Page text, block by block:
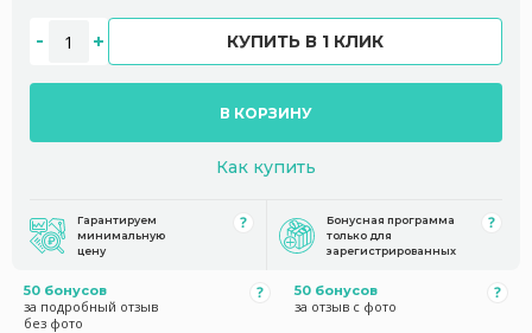
КУПИТЬ В 1 КЛИК
В КОРЗИНУ
Как купить
Гарантируем
минимальную
цену
Бонусная программа
только для
зарегистрированных
50 бонусов
за подробный отзыв
без фото
50 бонусов
за отзыв с фото